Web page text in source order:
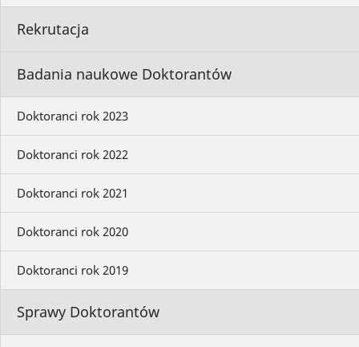
Rekrutacja
Badania naukowe Doktorantów
Doktoranci rok 2023
Doktoranci rok 2022
Doktoranci rok 2021
Doktoranci rok 2020
Doktoranci rok 2019
Sprawy Doktorantów